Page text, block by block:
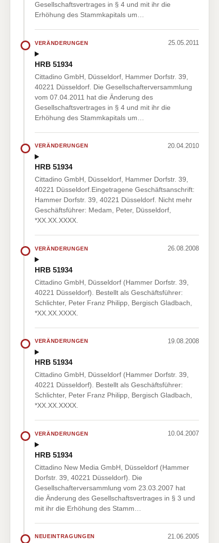
Gesellschaftsvertrages in § 4 und mit ihr die
Erhöhung des Stammkapitals um…
VERÄNDERUNGEN 25.05.2011
HRB 51934
Cittadino GmbH, Düsseldorf, Hammer Dorfstr. 39,
40221 Düsseldorf. Die Gesellschafterversammlung
vom 07.04.2011 hat die Änderung des
Gesellschaftsvertrages in § 4 und mit ihr die
Erhöhung des Stammkapitals um…
VERÄNDERUNGEN 20.04.2010
HRB 51934
Cittadino GmbH, Düsseldorf, Hammer Dorfstr. 39,
40221 Düsseldorf.Eingetragene Geschäftsanschrift:
Hammer Dorfstr. 39, 40221 Düsseldorf. Nicht mehr
Geschäftsführer: Medam, Peter, Düsseldorf,
*XX.XX.XXXX.
VERÄNDERUNGEN 26.08.2008
HRB 51934
Cittadino GmbH, Düsseldorf (Hammer Dorfstr. 39,
40221 Düsseldorf). Bestellt als Geschäftsführer:
Schlichter, Peter Franz Philipp, Bergisch Gladbach,
*XX.XX.XXXX.
VERÄNDERUNGEN 19.08.2008
HRB 51934
Cittadino GmbH, Düsseldorf (Hammer Dorfstr. 39,
40221 Düsseldorf). Bestellt als Geschäftsführer:
Schlichter, Peter Franz Philipp, Bergisch Gladbach,
*XX.XX.XXXX.
VERÄNDERUNGEN 10.04.2007
HRB 51934
Cittadino New Media GmbH, Düsseldorf (Hammer
Dorfstr. 39, 40221 Düsseldorf). Die
Gesellschafterversammlung vom 23.03.2007 hat
die Änderung des Gesellschaftsvertrages in § 3 und
mit ihr die Erhöhung des Stamm…
NEUEINTRAGUNGEN 21.06.2005